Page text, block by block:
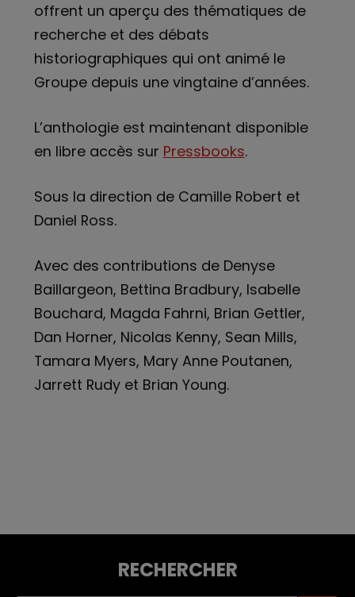
offrent un aperçu des thématiques de
recherche et des débats
historiographiques qui ont animé le
Groupe depuis une vingtaine d’années.
L’anthologie est maintenant disponible
en libre accès sur Pressbooks.
Sous la direction de Camille Robert et
Daniel Ross.
Avec des contributions de Denyse
Baillargeon, Bettina Bradbury, Isabelle
Bouchard, Magda Fahrni, Brian Gettler,
Dan Horner, Nicolas Kenny, Sean Mills,
Tamara Myers, Mary Anne Poutanen,
Jarrett Rudy et Brian Young.
RECHERCHER